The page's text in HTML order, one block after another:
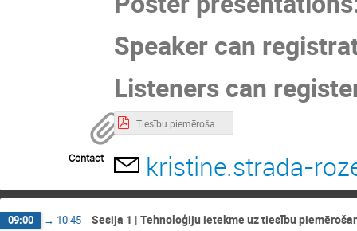
Speaker can
Listeners can
Contact kristine.strada-
09:00 → 10:45 Sesija 1 | Tehnoloģiju ietekme uz tiesību